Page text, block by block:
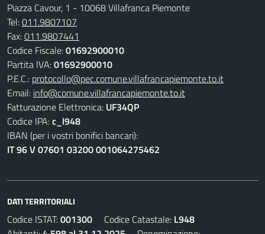
Piazza Cavour, 1 - 10068 Villafranca Piemonte
Tel:011.9807107
Fax:011.9807441
Codice Fiscale:01692900010
Partita IVA:01692900010
P.E.C.: protocollo@pec.comune.villafrancapiemonte.to.it
Email: info@comune.villafrancapiemonte.to.it
Fatturazione Elettronica: UF34QP
Codice IPA:c_l948
IBAN (per i vostri bonifici bancari):
IT 96 V 07601 03200 001064275462
DATI TERRITORIALI
Codice ISTAT:001300 Codice Catastale: L948